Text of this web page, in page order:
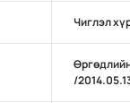
Чиглэл
/